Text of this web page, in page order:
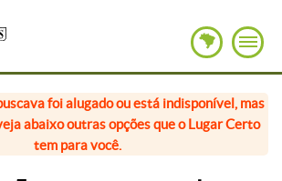
foi alugado ou está indisponível, mas
abaixo outras opções que o Lugar Certo
tem para você.